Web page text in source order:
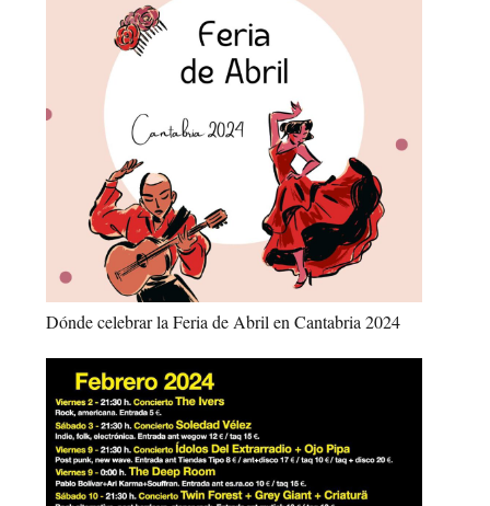
Dónde celebrar la Feria de Abril en Cantabria 2024